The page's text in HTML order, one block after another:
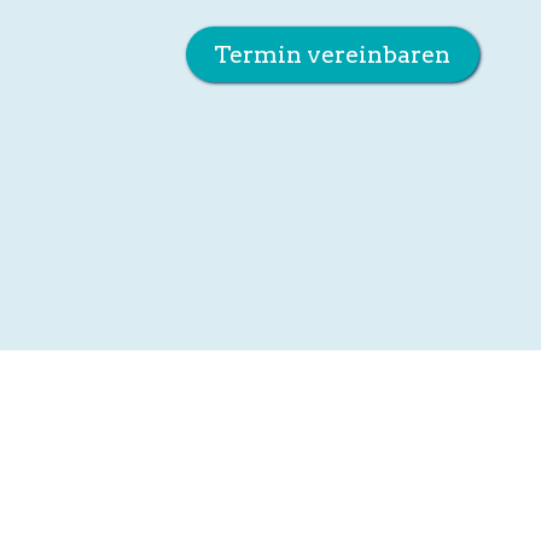
Termin vereinbaren